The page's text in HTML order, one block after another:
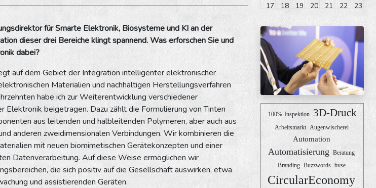
für Smarte Elektronik, Biosysteme und KI an der
dieser drei Bereiche klingt spannend. Was erforschen Sie und
dabei?
auf dem Gebiet der Integration intelligenter elektronischer
Materialien und nachhaltigen Herstellungsverfahren
habe ich zur Weiterentwicklung verschiedener
Elektronik beigetragen. Dazu zählt die Formulierung von Tinten
aus leitenden und halbleitenden Polymeren, aber auch aus
anderen zweidimensionalen Verbindungen. Wir kombinieren die
mit neuen biomimetischen Gerätekonzepten und einer
Datenverarbeitung. Auf diese Weise ermöglichen wir
die sich positiv auf die Gesellschaft auswirken, etwa
und assistierenden Geräten.
100%-Inspektion 3D-Druck
Arbeitsmarkt Augenwischerei
Automation
Automatisierung Beratung
Branding Buzzwords bvse
CircularEconomy
17 18 19 20 21 22 23
24 25 26 30
31 2 3 4 5